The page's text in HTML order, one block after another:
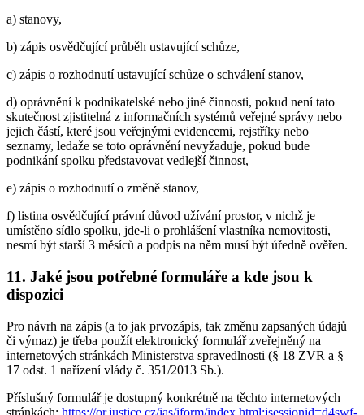
a) stanovy,
b) zápis osvědčující průběh ustavující schůze,
c) zápis o rozhodnutí ustavující schůze o schválení stanov,
d) oprávnění k podnikatelské nebo jiné činnosti, pokud není tato
skutečnost zjistitelná z informačních systémů veřejné správy nebo
jejich částí, které jsou veřejnými evidencemi, rejstříky nebo
seznamy, ledaže se toto oprávnění nevyžaduje, pokud bude
podnikání spolku představovat vedlejší činnost,
e) zápis o rozhodnutí o změně stanov,
f) listina osvědčující právní důvod užívání prostor, v nichž je
umístěno sídlo spolku, jde-li o prohlášení vlastníka nemovitosti,
nesmí být starší 3 měsíců a podpis na něm musí být úředně ověřen.
11. Jaké jsou potřebné formuláře a kde jsou k
dispozici
Pro návrh na zápis (a to jak prvozápis, tak změnu zapsaných údajů
či výmaz) je třeba použít elektronický formulář zveřejněný na
internetových stránkách Ministerstva spravedlnosti (§ 18 ZVR a §
17 odst. 1 nařízení vlády č. 351/2013 Sb.).
Příslušný formulář je dostupný konkrétně na těchto internetových
stránkách: https://or.justice.cz/ias/iform/index.html;jsessionid=d4swf-